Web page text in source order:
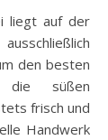
liegt auf der
den besten
die süßen
frisch und
Handwerk